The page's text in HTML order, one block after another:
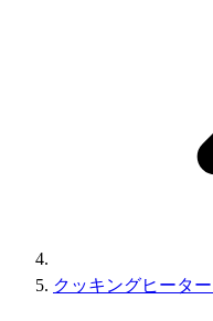
クッキングヒータ